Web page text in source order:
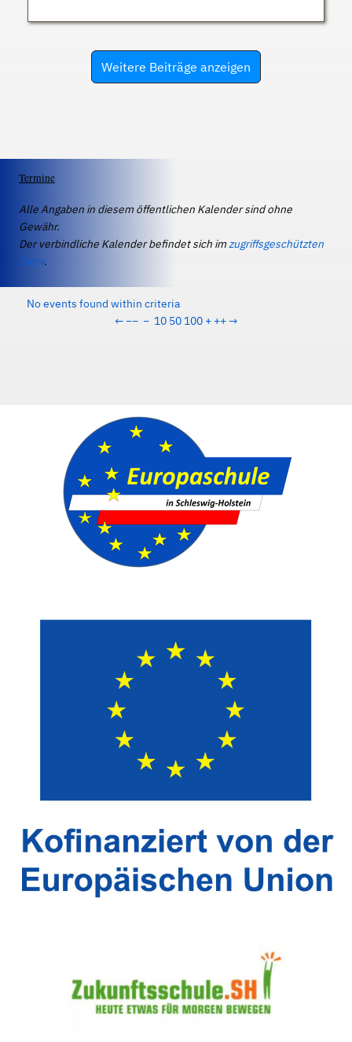
Weitere Beiträge anzeigen
Termine
Alle Angaben in diesem öffentlichen Kalender sind ohne
Gewähr.
Der verbindliche Kalender befindet sich imzugriffsgeschützten
IServ.
No events found within criteria
← −− − 10 50 100 + ++→